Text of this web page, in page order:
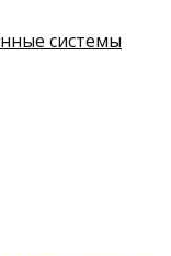
системы